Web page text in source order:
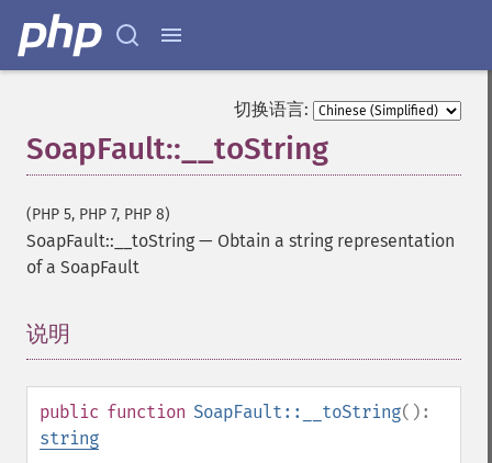
切换语言:
SoapFault::__toString
(PHP 5, PHP 7, PHP 8)
SoapFault::__toString — Obtain a string representation
of a SoapFault
说明
public function SoapFault::__toString():
string